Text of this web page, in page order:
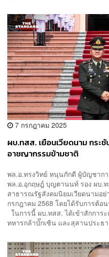
7 กรกฎาคม 2025
ผบ.ทสส. เยือนเวียดนาม กระ
อาชญากรรมข้ามชาติ
พล.อ.ทรงวิทย์ หนุนภักดี ผู้บัญชาก
พล.อ.อุกฤษฎ์ บุญตานนท์ รอง ผบ.
สาธารณรัฐสังคมนิยมเวียดนามอย่
กรกฎาคม 2568 โดยได้รับการต้อ
ในการนี้ ผบ.ทสส. ได้เข้าสักกา
ทหารกล้าบั๊กเซิน และสุสานประธ